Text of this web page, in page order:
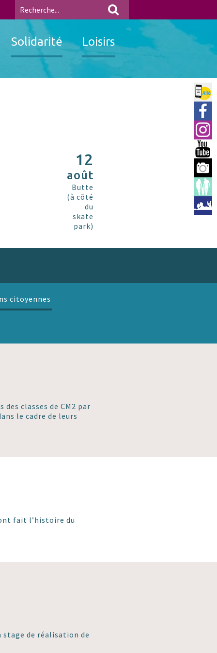
Solidarité Loisirs
Allo
Ville
You
12
août
Butte
(à côté
du
skate
park)
citoyennes
classes de CM2 par
le cadre de leurs
fait l’histoire du
stage de réalisation de